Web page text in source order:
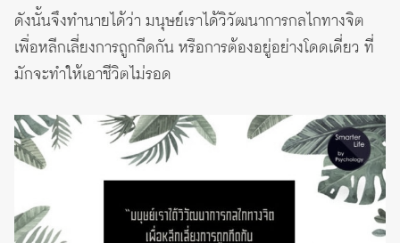
ดังนั้นจึงทำนายได้ว่า มนุษย์เราได้วิวัฒนาการกลไกทางจิต
เพื่อหลีกเลี่ยงการถูกกีดกัน หรือการต้องอยู่อย่างโดดเดี่ยว ที่
มักจะทำให้เอาชีวิตไม่รอด